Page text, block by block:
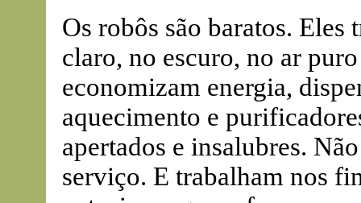
Os robôs são baratos.
claro, no escuro, no ar
economizam energia,
aquecimento e
apertados e insalubres.
serviço. E trabalham nos